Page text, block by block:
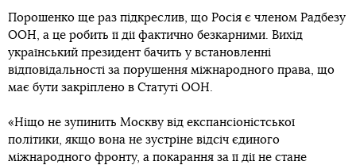
Порошенко ще раз підкреслив, що Росія є членом Радбезу
ООН, а це робить її дії фактично безкарними. Вихід
український президент бачить у встановленні
відповідальності за порушення міжнародного права, що
має бути закріплено в Статуті ООН.
«Ніщо не зупинить Москву від експансіоністської
політики, якщо вона не зустріне відсіч єдиного
міжнародного фронту, а покарання за її дії не стане